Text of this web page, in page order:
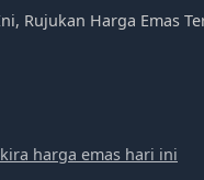
Rujukan Harga Emas
harga emas hari ini